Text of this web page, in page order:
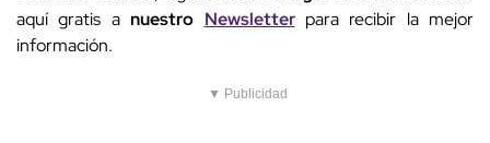
aquí gratis anuestro Newsletterpara recibir la mejor
información.
▼ Publicidad